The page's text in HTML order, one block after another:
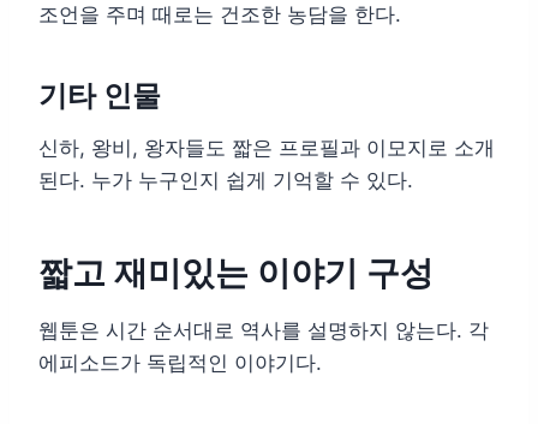
조언을 주며 때로는 건조한 농담을 한다.
기타 인물
신하, 왕비, 왕자들도 짧은 프로필과 이모지로 소개
된다. 누가 누구인지 쉽게 기억할 수 있다.
짧고 재미있는 이야기 구성
웹툰은 시간 순서대로 역사를 설명하지 않는다. 각
에피소드가 독립적인 이야기다.